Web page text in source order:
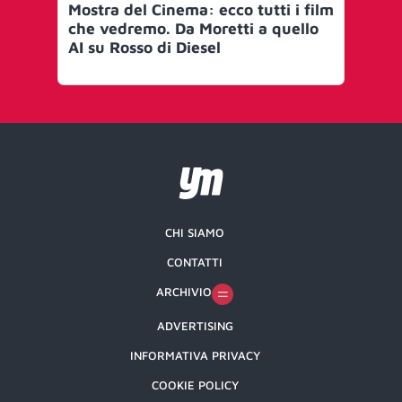
Mostra del Cinema: ecco tutti i film
che vedremo. Da Moretti a quello
AI su Rosso di Diesel
CHI SIAMO
CONTATTI
ARCHIVIO
ADVERTISING
INFORMATIVA PRIVACY
COOKIE POLICY